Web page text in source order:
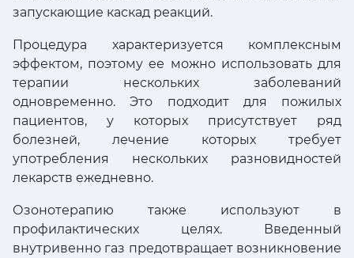
запускающие каскад реакций.
Процедура характеризуется комплексным
эффектом, поэтому ее можно использовать для
терапии нескольких заболеваний
одновременно. Это подходит для пожилых
пациентов, у которых присутствует ряд
болезней, лечение которых требует
употребления нескольких разновидностей
лекарств ежедневно.
Озонотерапию также используют в
профилактических целях. Введенный
внутривенно газ предотвращает возникновение